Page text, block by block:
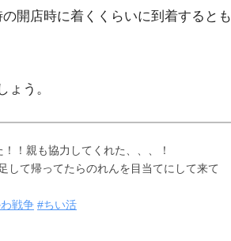
開店時に着くくらいに到着するとも
ょう。
！親も協力してくれた、、、！
して帰ってたらのれんを目当てにして来て
戦争 #ちい活